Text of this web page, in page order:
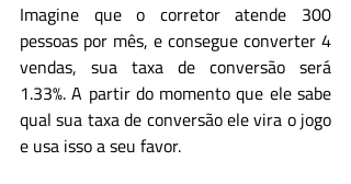
Imagine que o corretor atende 300
pessoas por mês, e consegue converter 4
vendas, sua taxa de conversão será
1.33%. A partir do momento que ele sabe
qual sua taxa de conversão ele vira o jogo
e usa isso a seu favor.